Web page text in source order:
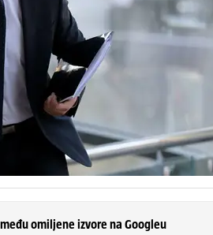
omiljene izvore na Googleu